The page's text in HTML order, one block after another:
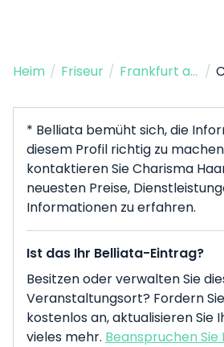
Heim / Friseur / Frankfurt am Main /
* Belliata bemüht sich, die
diesem Profil richtig zu
kontaktieren Sie Charisma
neuesten Preise,
Informationen zu erfahren.
Ist das Ihr Belliata-Eintrag?
Besitzen oder verwalten Sie
Veranstaltungsort? Fordern
kostenlos an, aktualisieren Sie
vieles mehr. Beanspruchen